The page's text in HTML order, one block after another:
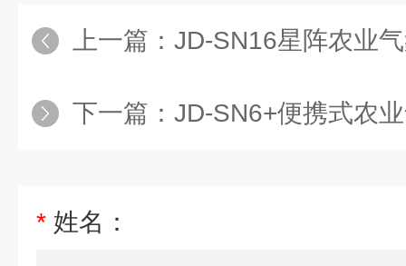
上一篇： JD-SN16星阵农业
下一篇： JD-SN6+便携式农
* 姓名：